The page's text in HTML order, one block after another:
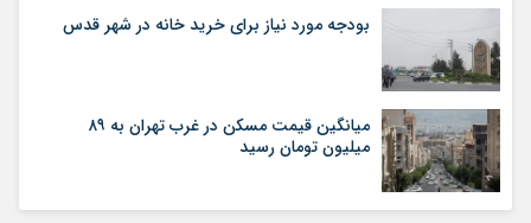
بودجه مورد نیاز برای خرید خانه در شهر قدس
میانگین قیمت مسکن در غرب تهران به ۸۹
میلیون تومان رسید